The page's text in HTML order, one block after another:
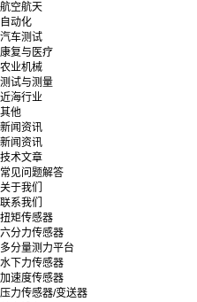
航空航天
自动化
汽车测试
康复与医疗
农业机械
测试与测量
近海行业
其他
新闻资讯
新闻资讯
技术文章
常见问题解答
关于我们
联系我们
扭矩传感器
六分力传感器
多分量测力平台
水下力传感器
加速度传感器
压力传感器/变送器